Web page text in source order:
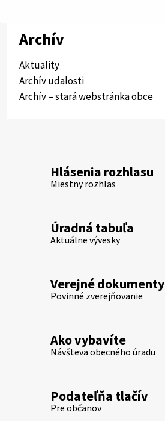
Archív
Aktuality
Archív udalosti
Archív – stará webstránka obce
Hlásenia rozhlasu
Miestny rozhlas
Úradná tabuľa
Aktuálne vývesky
Verejné dokumenty
Povinné zverejňovanie
Ako vybavíte
Návšteva obecného úradu
Podateľňa tlačív
Pre občanov